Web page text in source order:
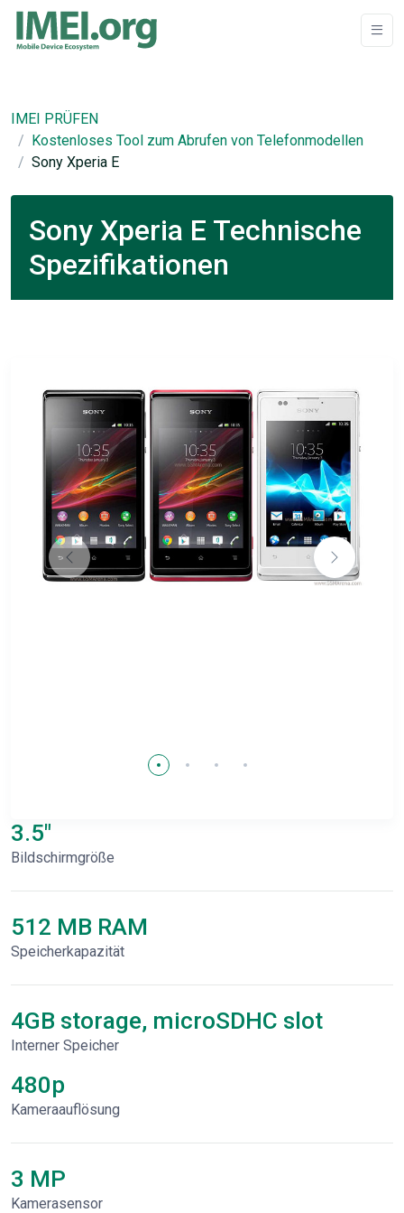
IMEI PRÜFEN
Kostenloses Tool zum Abrufen von Telefonmodellen
Sony Xperia E
Sony Xperia E Technische
Spezifikationen
3.5"
Bildschirmgröße
512 MB RAM
Speicherkapazität
4GB storage, microSDHC slot
Interner Speicher
480p
Kameraauflösung
3 MP
Kamerasensor